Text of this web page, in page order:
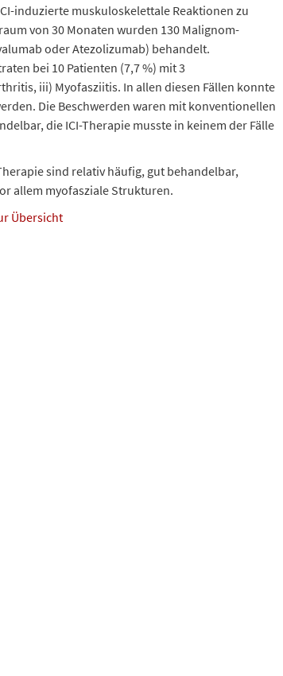
induzierte muskuloskelettale Reaktionen zu
von 30 Monaten wurden 130 Malignom-
oder Atezolizumab) behandelt.
bei 10 Patienten (7,7 %) mit 3
iii) Myofasziitis. In allen diesen Fällen konnte
Die Beschwerden waren mit konventionellen
die ICI-Therapie musste in keinem der Fälle
sind relativ häufig, gut behandelbar,
allem myofasziale Strukturen.
Übersicht